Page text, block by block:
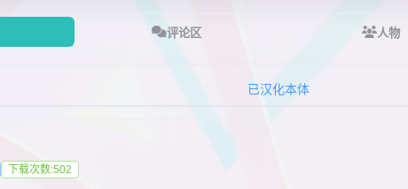
评论区 人物
下载次数:502
已汉化本体